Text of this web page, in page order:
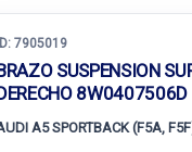
ID: 7905019
SUSPENSION
DERECHO 8W0407506D
A5 SPORTBACK (F5A,